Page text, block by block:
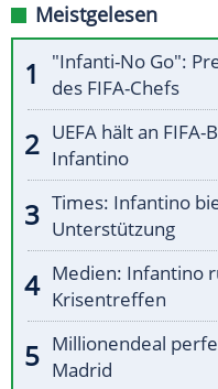
Meistgelesen
"Infanti-No Go":
des FIFA-Chefs
UEFA hält an
Infantino
Times: Infantino
Unterstützung
Medien: Infantino
Krisentreffen
Millionendeal
Madrid